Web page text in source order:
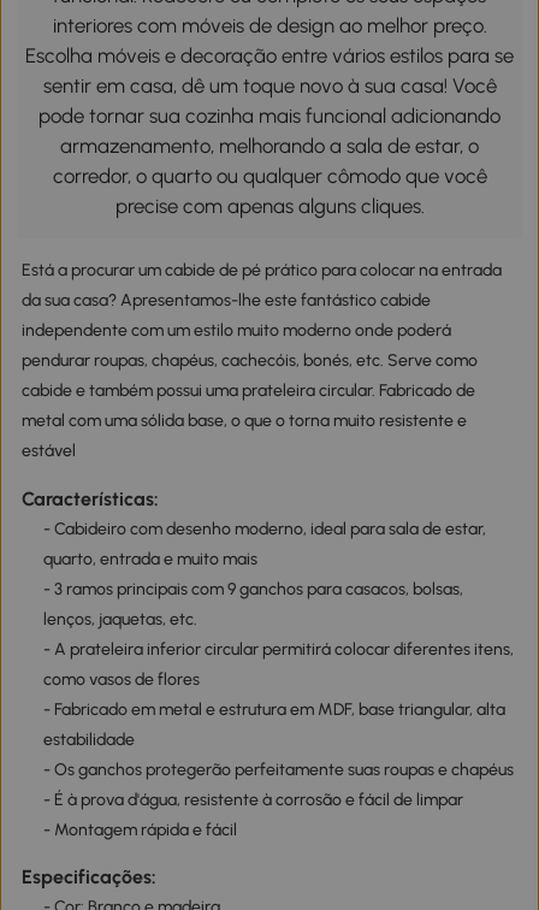
interiores com móveis de design ao melhor preço.
Escolha móveis e decoração entre vários estilos para se
sentir em casa, dê um toque novo à sua casa! Você
pode tornar sua cozinha mais funcional adicionando
armazenamento, melhorando a sala de estar, o
corredor, o quarto ou qualquer cômodo que você
precise com apenas alguns cliques.
Está a procurar um cabide de pé prático para colocar na entrada
da sua casa? Apresentamos-lhe este fantástico cabide
independente com um estilo muito moderno onde poderá
pendurar roupas, chapéus, cachecóis, bonés, etc. Serve como
cabide e também possui uma prateleira circular. Fabricado de
metal com uma sólida base, o que o torna muito resistente e
estável
Características:
- Cabideiro com desenho moderno, ideal para sala de estar,
quarto, entrada e muito mais
- 3 ramos principais com 9 ganchos para casacos, bolsas,
lenços, jaquetas, etc.
- A prateleira inferior circular permitirá colocar diferentes itens,
como vasos de flores
- Fabricado em metal e estrutura em MDF, base triangular, alta
estabilidade
- Os ganchos protegerão perfeitamente suas roupas e chapéus
- É à prova d'água, resistente à corrosão e fácil de limpar
- Montagem rápida e fácil
Especificações: